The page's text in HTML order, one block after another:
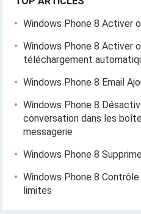
Windows Phone 8 Activer
Windows Phone 8 Activer
téléchargement
Windows Phone 8 Email
Windows Phone 8
conversation dans les
messagerie
Windows Phone 8
Windows Phone 8
limites